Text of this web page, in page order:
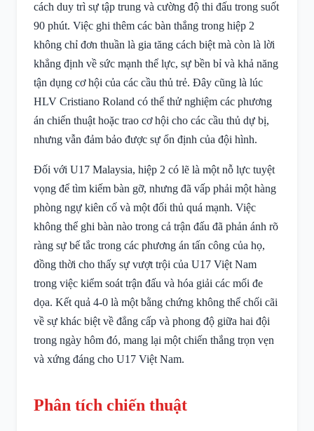
cách duy trì sự tập trung và cường độ thi đấu trong suốt
90 phút. Việc ghi thêm các bàn thắng trong hiệp 2
không chỉ đơn thuần là gia tăng cách biệt mà còn là lời
khẳng định về sức mạnh thể lực, sự bền bỉ và khả năng
tận dụng cơ hội của các cầu thủ trẻ. Đây cũng là lúc
HLV Cristiano Roland có thể thử nghiệm các phương
án chiến thuật hoặc trao cơ hội cho các cầu thủ dự bị,
nhưng vẫn đảm bảo được sự ổn định của đội hình.
Đối với U17 Malaysia, hiệp 2 có lẽ là một nỗ lực tuyệt
vọng để tìm kiếm bàn gỡ, nhưng đã vấp phải một hàng
phòng ngự kiên cố và một đối thủ quá mạnh. Việc
không thể ghi bàn nào trong cả trận đấu đã phản ánh rõ
ràng sự bế tắc trong các phương án tấn công của họ,
đồng thời cho thấy sự vượt trội của U17 Việt Nam
trong việc kiểm soát trận đấu và hóa giải các mối đe
dọa. Kết quả 4-0 là một bằng chứng không thể chối cãi
về sự khác biệt về đẳng cấp và phong độ giữa hai đội
trong ngày hôm đó, mang lại một chiến thắng trọn vẹn
và xứng đáng cho U17 Việt Nam.
Phân tích chiến thuật